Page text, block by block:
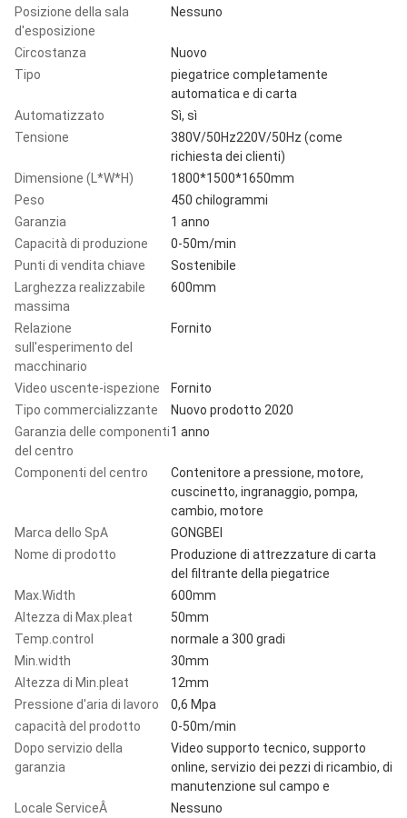
Posizione della sala
d'esposizione
Nessuno
Circostanza
Nuovo
Tipo
piegatrice completamente
automatica e di carta
Automatizzato
Sì, sì
Tensione
380V/50Hz220V/50Hz (come
richiesta dei clienti)
Dimensione (L*W*H)
1800*1500*1650mm
Peso
450 chilogrammi
Garanzia
1 anno
Capacità di produzione
0-50m/min
Punti di vendita chiave
Sostenibile
Larghezza realizzabile
massima
600mm
Relazione
sull'esperimento del
macchinario
Fornito
Video uscente-ispezione
Fornito
Tipo commercializzante
Nuovo prodotto 2020
Garanzia delle componenti
del centro
1 anno
Componenti del centro
Contenitore a pressione, motore,
cuscinetto, ingranaggio, pompa,
cambio, motore
Marca dello SpA
GONGBEI
Nome di prodotto
Produzione di attrezzature di carta
del filtrante della piegatrice
Max.Width
600mm
Altezza di Max.pleat
50mm
Temp.control
normale a 300 gradi
Min.width
30mm
Altezza di Min.pleat
12mm
Pressione d'aria di lavoro
0,6 Mpa
capacità del prodotto
0-50m/min
Dopo servizio della
garanzia
Video supporto tecnico, supporto
online, servizio dei pezzi di ricambio, di
manutenzione sul campo e
Locale ServiceÂ
Nessuno